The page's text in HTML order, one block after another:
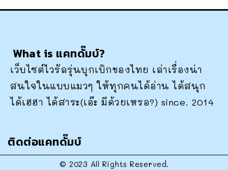
What is แคทดั๊มบ์?
เว็บไซต์ไวรัลรุ่นบุกเบิกของไทย เล่าเรื่องน่า
สนใจในแบบแมวๆ ให้ทุกคนได้อ่าน ได้สนุก
ได้เฮฮา ได้สาระ(เอ๊ะ มีด้วยเหรอ?) since. 2014
ติดต่อแคทดั๊มบ์
© 2023 All Rights Reserved.